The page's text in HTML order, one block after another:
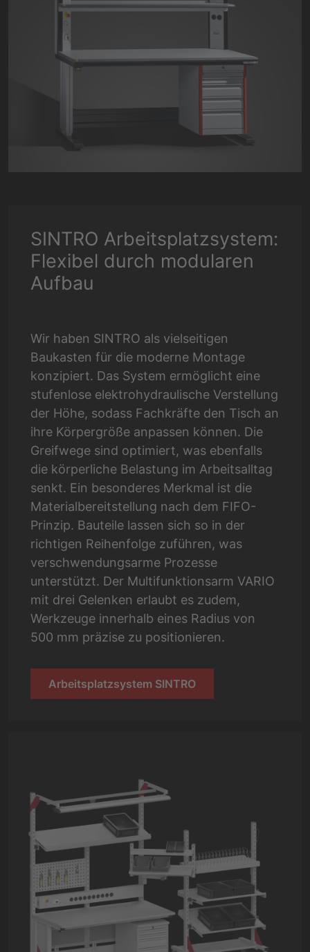
SINTRO Arbeitsplatzsystem:
Flexibel durch modularen
Aufbau
Wir haben SINTRO als vielseitigen
Baukasten für die moderne Montage
konzipiert. Das System ermöglicht eine
stufenlose elektrohydraulische Verstellung
der Höhe, sodass Fachkräfte den Tisch an
ihre Körpergröße anpassen können. Die
Greifwege sind optimiert, was ebenfalls
die körperliche Belastung im Arbeitsalltag
senkt. Ein besonderes Merkmal ist die
Materialbereitstellung nach dem FIFO-
Prinzip. Bauteile lassen sich so in der
richtigen Reihenfolge zuführen, was
verschwendungsarme Prozesse
unterstützt. Der Multifunktionsarm VARIO
mit drei Gelenken erlaubt es zudem,
Werkzeuge innerhalb eines Radius von
500 mm präzise zu positionieren.
Arbeitsplatzsystem SINTRO